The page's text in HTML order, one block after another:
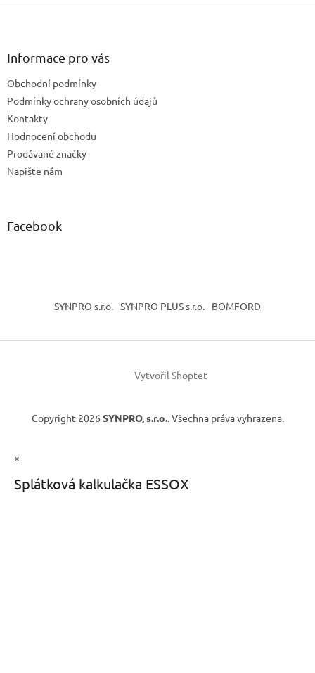
Z
Informace pro vás
Obchodní podmínky
Podmínky ochrany osobních údajů
Kontakty
Hodnocení obchodu
Prodávané značky
Napište nám
Facebook
SYNPRO s.r.o. SYNPRO PLUS s.r.o. BOMFORD
Vytvořil Shoptet
Copyright 2026 SYNPRO, s.r.o.. Všechna práva vyhrazena.
×
Splátková kalkulačka ESSOX